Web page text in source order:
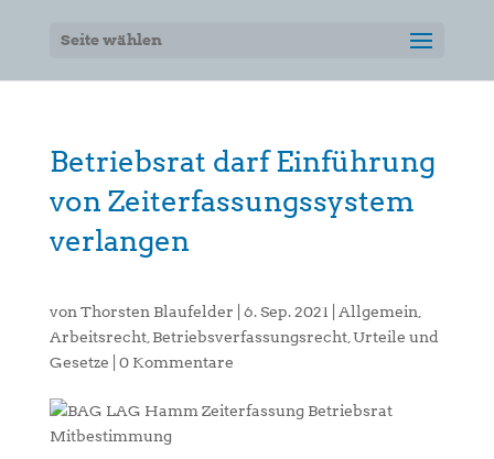
Seite wählen
Betriebsrat darf Einführung
von Zeiterfassungssystem
verlangen
von Thorsten Blaufelder 6. Sep. 2021 Allgemein
Arbeitsrecht, Betriebsverfassungsrecht, Urteile und
Gesetze
0 Kommentare